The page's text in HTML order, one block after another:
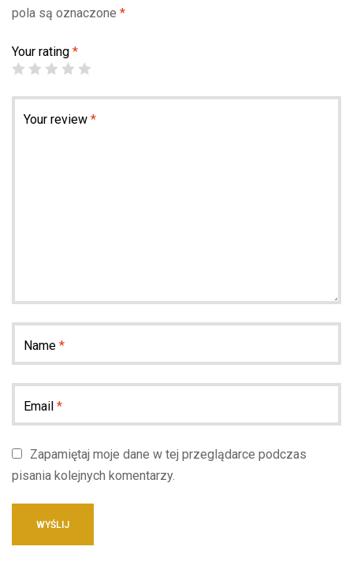
pola są oznaczone *
Your rating *
Your review *
Name *
Email *
Zapamiętaj moje dane w tej przeglądarce podczas
pisania kolejnych komentarzy.